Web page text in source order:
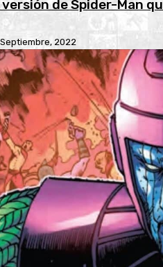
de Spider-Man
Septiembre, 2022